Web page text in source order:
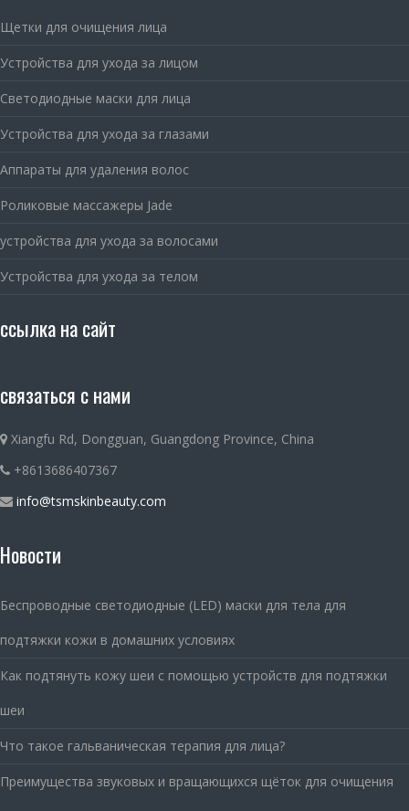
Щетки для очищения лица
Устройства для ухода за лицом
Светодиодные маски для лица
Устройства для ухода за глазами
Аппараты для удаления волос
Роликовые массажеры Jade
устройства для ухода за волосами
Устройства для ухода за телом
ссылка на сайт
связаться с нами
Xiangfu Rd, Dongguan, Guangdong Province, China
+8613686407367
info@tsmskinbeauty.com
Новости
Беспроводные светодиодные (LED) маски для тела для
подтяжки кожи в домашних условиях
Как подтянуть кожу шеи с помощью устройств для подтяжки
шеи
Что такое гальваническая терапия для лица?
Преимущества звуковых и вращающихся щёток для очищения